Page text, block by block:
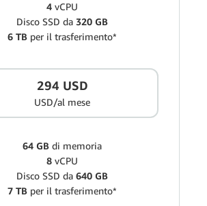
4 vCPU
Disco SSD da 320 GB
6 TB per il trasferimento*
294 USD
USD/al mese
64 GB di memoria
8 vCPU
Disco SSD da 640 GB
7 TB per il trasferimento*